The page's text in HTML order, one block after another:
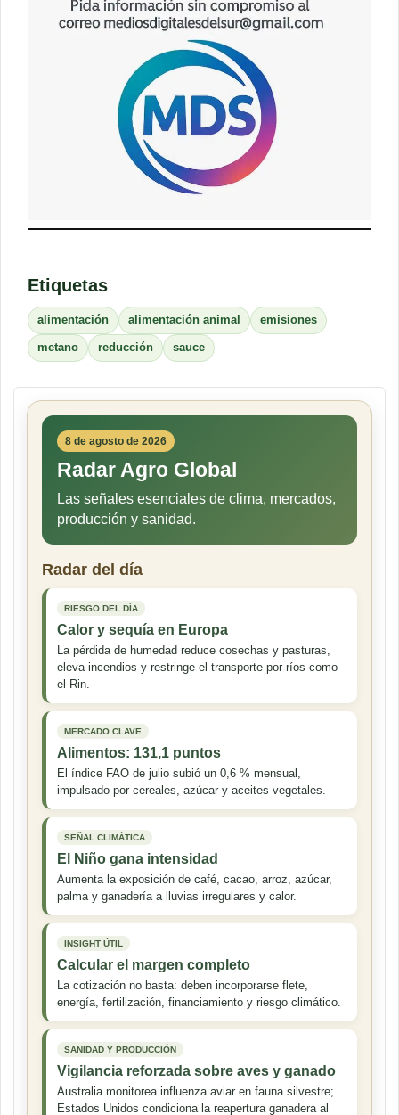
Etiquetas
alimentación alimentación animal emisiones
metano reducción sauce
8 de agosto de 2026
Radar Agro Global
Las señales esenciales de clima, mercados,
producción y sanidad.
Radar del día
RIESGO DEL DÍA
Calor y sequía en Europa
La pérdida de humedad reduce cosechas y pasturas,
eleva incendios y restringe el transporte por ríos como
el Rin.
MERCADO CLAVE
Alimentos: 131,1 puntos
El índice FAO de julio subió un 0,6 % mensual,
impulsado por cereales, azúcar y aceites vegetales.
SEÑAL CLIMÁTICA
El Niño gana intensidad
Aumenta la exposición de café, cacao, arroz, azúcar,
palma y ganadería a lluvias irregulares y calor.
INSIGHT ÚTIL
Calcular el margen completo
La cotización no basta: deben incorporarse flete,
energía, fertilización, financiamiento y riesgo climático.
SANIDAD Y PRODUCCIÓN
Vigilancia reforzada sobre aves y ganado
Australia monitorea influenza aviar en fauna silvestre;
Estados Unidos condiciona la reapertura ganadera al